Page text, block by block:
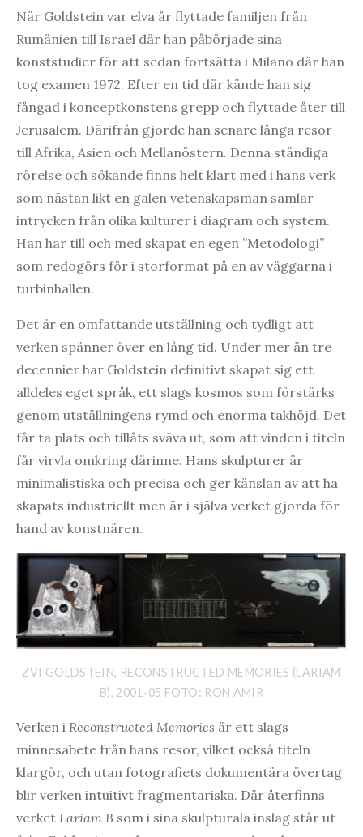
När Goldstein var elva år flyttade familjen från
Rumänien till Israel där han påbörjade sina
konststudier för att sedan fortsätta i Milano där han
tog examen 1972. Efter en tid där kände han sig
fångad i konceptkonstens grepp och flyttade åter till
Jerusalem. Därifrån gjorde han senare långa resor
till Afrika, Asien och Mellanöstern. Denna ständiga
rörelse och sökande finns helt klart med i hans verk
som nästan likt en galen vetenskapsman samlar
intrycken från olika kulturer i diagram och system.
Han har till och med skapat en egen ”Metodologi”
som redogörs för i storformat på en av väggarna i
turbinhallen.
Det är en omfattande utställning och tydligt att
verken spänner över en lång tid. Under mer än tre
decennier har Goldstein definitivt skapat sig ett
alldeles eget språk, ett slags kosmos som förstärks
genom utställningens rymd och enorma takhöjd. Det
får ta plats och tillåts sväva ut, som att vinden i titeln
får virvla omkring därinne. Hans skulpturer är
minimalistiska och precisa och ger känslan av att ha
skapats industriellt men är i själva verket gjorda för
hand av konstnären.
ZVI GOLDSTEIN, RECONSTRUCTED MEMORIES (LARIAM
B), 2001-05 FOTO: RON AMIR
Verken i Reconstructed Memories är ett slags
minnesabete från hans resor, vilket också titeln
klargör, och utan fotografiets dokumentära övertag
blir verken intuitivt fragmentariska. Där återfinns
verket Lariam B som i sina skulpturala inslag står ut